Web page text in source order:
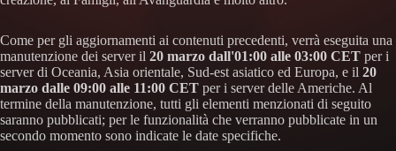
Come per gli aggiornamenti ai contenuti precedenti, verrà eseguita una
manutenzione dei server il 20 marzo dall'01:00 alle 03:00 CET per i
server di Oceania, Asia orientale, Sud-est asiatico ed Europa, e il 20
marzo dalle 09:00 alle 11:00 CET per i server delle Americhe. Al
termine della manutenzione, tutti gli elementi menzionati di seguito
saranno pubblicati; per le funzionalità che verranno pubblicate in un
secondo momento sono indicate le date specifiche.